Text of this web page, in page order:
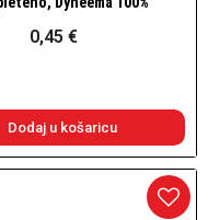
Brzi pogled
0,45 €
Dodaj u košaricu